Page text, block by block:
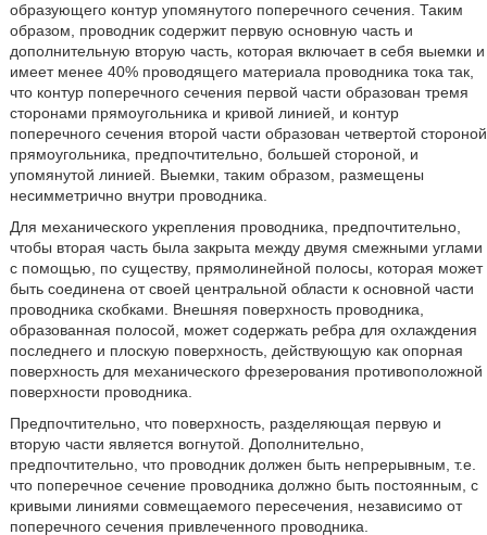
образующего контур упомянутого поперечного сечения. Таким
образом, проводник содержит первую основную часть и
дополнительную вторую часть, которая включает в себя выемки и
имеет менее 40% проводящего материала проводника тока так,
что контур поперечного сечения первой части образован тремя
сторонами прямоугольника и кривой линией, и контур
поперечного сечения второй части образован четвертой стороной
прямоугольника, предпочтительно, большей стороной, и
упомянутой линией. Выемки, таким образом, размещены
несимметрично внутри проводника.
Для механического укрепления проводника, предпочтительно,
чтобы вторая часть была закрыта между двумя смежными углами
с помощью, по существу, прямолинейной полосы, которая может
быть соединена от своей центральной области к основной части
проводника скобками. Внешняя поверхность проводника,
образованная полосой, может содержать ребра для охлаждения
последнего и плоскую поверхность, действующую как опорная
поверхность для механического фрезерования противоположной
поверхности проводника.
Предпочтительно, что поверхность, разделяющая первую и
вторую части является вогнутой. Дополнительно,
предпочтительно, что проводник должен быть непрерывным, т.е.
что поперечное сечение проводника должно быть постоянным, с
кривыми линиями совмещаемого пересечения, независимо от
поперечного сечения привлеченного проводника.